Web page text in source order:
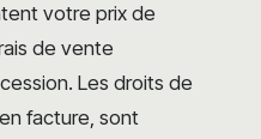
votre prix de
de vente
Les droits de
facture, sont